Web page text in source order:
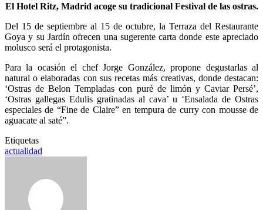
El Hotel Ritz, Madrid acoge su tradicional Festival de las ostras.
Del 15 de septiembre al 15 de octubre, la Terraza del Restaurante
Goya y su Jardín ofrecen una sugerente carta donde este apreciado
molusco será el protagonista.
Para la ocasión el chef Jorge González, propone degustarlas al
natural o elaboradas con sus recetas más creativas, donde destacan:
‘Ostras de Belon Templadas con puré de limón y Caviar Persé’,
‘Ostras gallegas Edulis gratinadas al cava’ u ‘Ensalada de Ostras
especiales de “Fine de Claire” en tempura de curry con mousse de
aguacate al saté”.
Etiquetas
actualidad